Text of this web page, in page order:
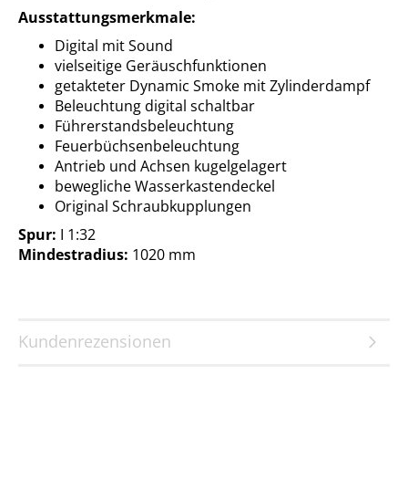
Ausstattungsmerkmale:
Digital mit Sound
vielseitige Geräuschfunktionen
getakteter Dynamic Smoke mit Zylinderdampf
Beleuchtung digital schaltbar
Führerstandsbeleuchtung
Feuerbüchsenbeleuchtung
Antrieb und Achsen kugelgelagert
bewegliche Wasserkastendeckel
Original Schraubkupplungen
Spur: I 1:32
Mindestradius: 1020 mm
Kundenrezensionen